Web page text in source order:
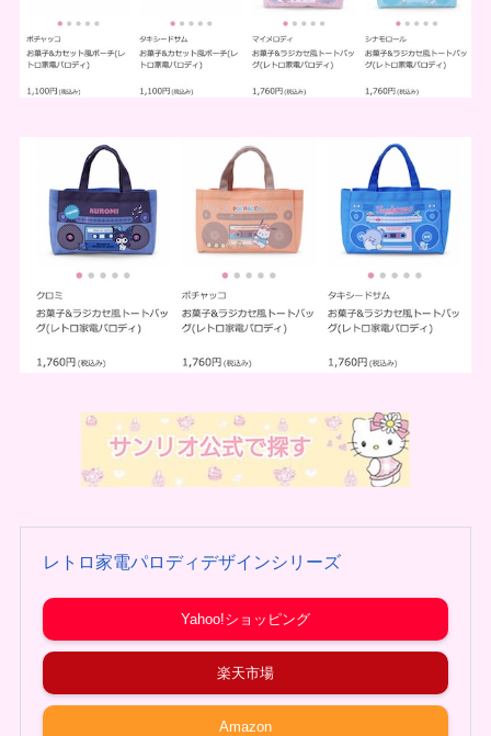
レトロ家電パロディデザインシリーズ
Yahoo!ショッピング
楽天市場
Amazon